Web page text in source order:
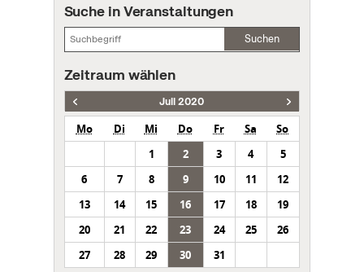
Suche in Veranstaltungen
Suchen
Zeitraum wählen
Juli 2020
Mo Di Mi Do Fr Sa
So
1
2 3 4
5
6
7 8 9 10 11
12
13
14 15 16 17 18
19
20
21 22 23 24 25
26
27
28 29 30 31